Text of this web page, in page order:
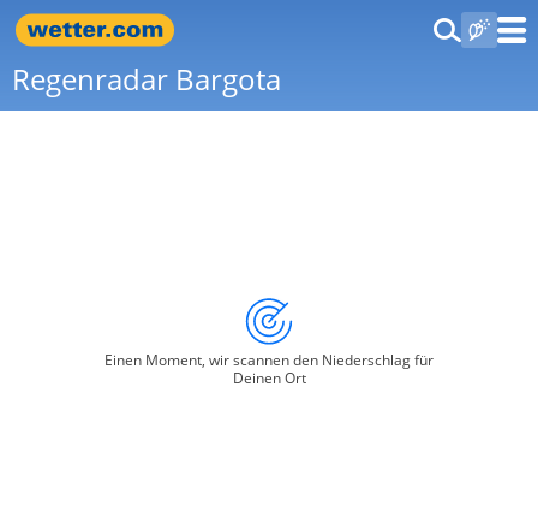
Regenradar Bargota
Einen Moment, wir scannen den Niederschlag für
Deinen Ort